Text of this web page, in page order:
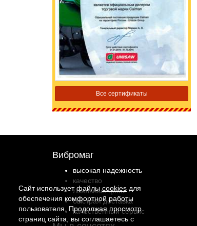
Все сертификаты
Вибромаг
высокая надежность
качество
лояльные цены
быстрая доставка
качественный сервис
Сайт использует файлыcookies для
обеспечения комфортной работы
пользователя. Продолжая просмотр
страниц сайта, вы соглашаетесь с